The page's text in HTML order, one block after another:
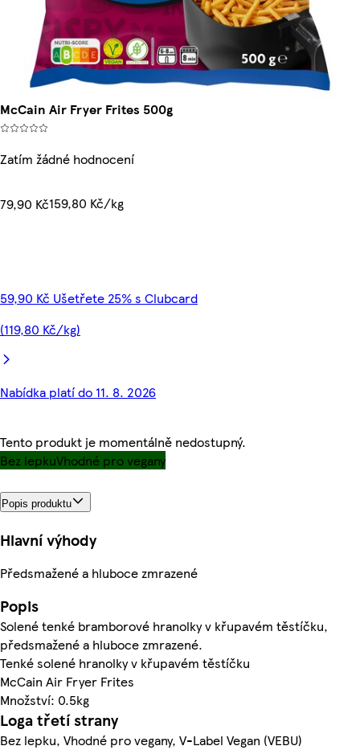
McCain Air Fryer Frites 500g
Zatím žádné hodnocení
79,90 Kč159,80 Kč/kg
59,90 Kč Ušetřete 25% s Clubcard
(119,80 Kč/kg)
Nabídka platí do 11. 8. 2026
Tento produkt je momentálně nedostupný.
Bez lepkuVhodné pro vegany
Popis produktu
Hlavní výhody
Předsmažené a hluboce zmrazené
Popis
Solené tenké bramborové hranolky v křupavém těstíčku,
předsmažené a hluboce zmrazené.
Tenké solené hranolky v křupavém těstíčku
McCain Air Fryer Frites
Množství: 0.5kg
Loga třetí strany
Bez lepku, Vhodné pro vegany, V-Label Vegan (VEBU)